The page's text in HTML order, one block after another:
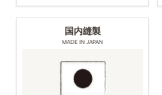
国内縫製
MADE IN JAPAN